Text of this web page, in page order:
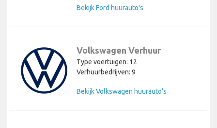
Bekijk Ford huurauto's
Volkswagen Verhuur
Type voertuigen: 12
Verhuurbedrijven: 9
Bekijk Volkswagen huurauto's